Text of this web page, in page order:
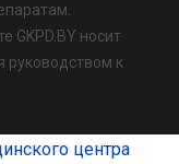
GKPD.BY носит
руководством к
центра